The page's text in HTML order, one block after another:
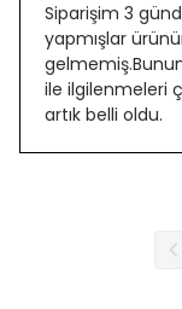
Siparişim 3
yapmışlar
ile ilgilenmeleri
artık belli oldu.